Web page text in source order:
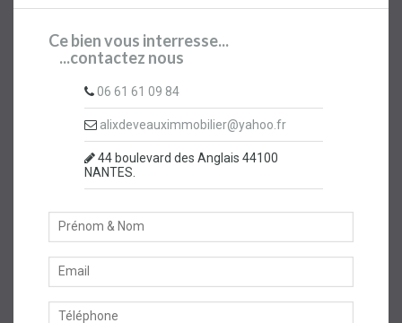
Ce bien vous interresse...
...contactez nous
06 61 61 09 84
alixdeveauximmobilier@yahoo.fr
44 boulevard des Anglais 44100
NANTES.